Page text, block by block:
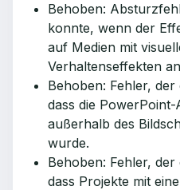
Behoben:
konnte, wenn der
auf Medien mit
Verhaltenseffekten
Behoben: Fehler,
dass die
außerhalb des
wurde.
Behoben: Fehler,
dass Projekte mit